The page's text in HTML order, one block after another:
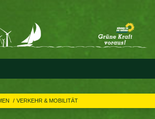
VERKEHR & MOBILITÄT